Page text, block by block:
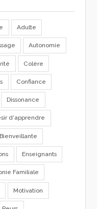
Adulte
Autonomie
Colère
Confiance
Dissonance
d'apprendre
Enseignants
Familiale
Motivation